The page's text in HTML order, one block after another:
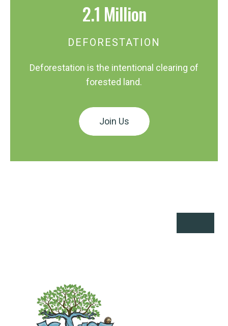
2.1 Million
DEFORESTATION
Deforestation is the intentional clearing of
forested land.
Join Us
READ MORE